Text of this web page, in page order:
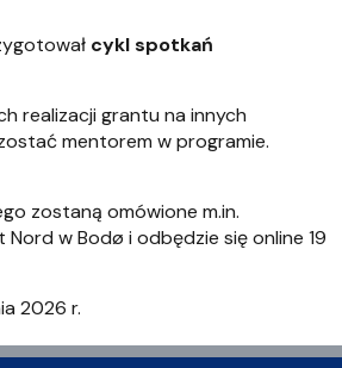
cykl spotkań
realizacji grantu na innych
mentorem w programie.
zostaną omówione m.in.
w Bodø i odbędzie się online 19
2026 r.